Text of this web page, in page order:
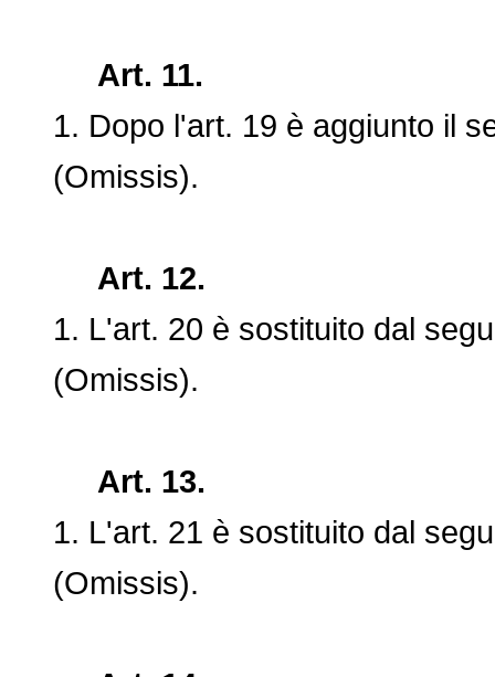
Art. 11.
1. Dopo l'art. 19 è aggiunto il
(Omissis).
Art. 12.
1. L'art. 20 è sostituito dal
(Omissis).
Art. 13.
1. L'art. 21 è sostituito dal
(Omissis).